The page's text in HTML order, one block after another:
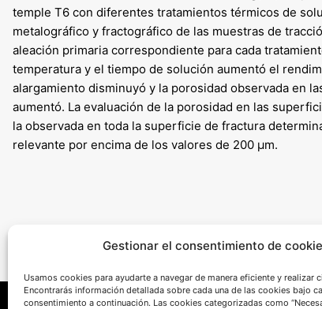
Gestionar el consentimiento de
Usamos cookies para ayudarte a navegar de manera eficiente y realizar
Encontrarás información detallada sobre cada una de las cookies bajo
consentimiento a continuación. Las cookies categorizadas como
temple T6 con diferentes tratamientos térmicos de
metalográfico y fractográfico de las muestras de
aleación primaria correspondiente para cada
temperatura y el tiempo de solución aumentó el
alargamiento disminuyó y la porosidad observada en
aumentó. La evaluación de la porosidad en las
la observada en toda la superficie de fractura
relevante por encima de los valores de 200 µm.